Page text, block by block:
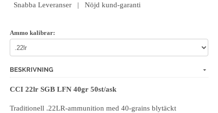
Snabba Leveranser | Nöjd kund-garanti
Ammo kalibrar:
BESKRIVNING
CCI 22lr SGB LFN 40gr 50st/ask
Traditionell .22LR‑ammunition med 40‑grains blytäckt